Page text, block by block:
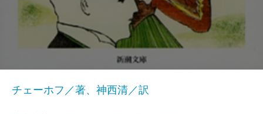
チェーホフ／著、神西清／訳